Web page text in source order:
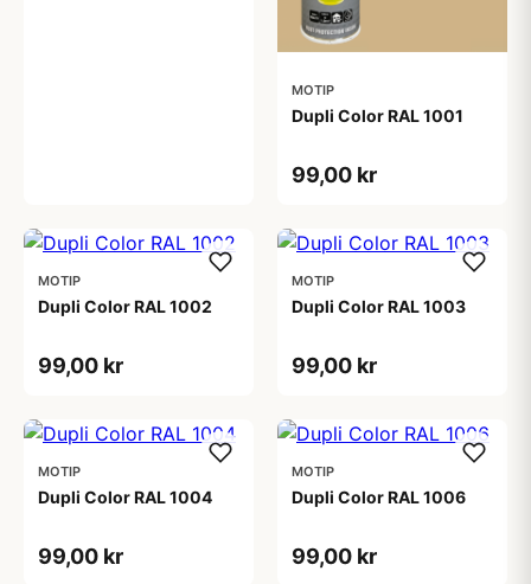
MOTIP
Dupli Color RAL 1001
99,00 kr
MOTIP
Dupli Color RAL 1002
99,00 kr
MOTIP
Dupli Color RAL 1003
99,00 kr
MOTIP
Dupli Color RAL 1004
99,00 kr
MOTIP
Dupli Color RAL 1006
99,00 kr